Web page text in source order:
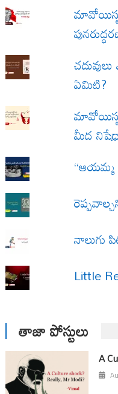
ఏమిటి?
మీద
నాలుగు
Little
తాజా పోస్టులు
A